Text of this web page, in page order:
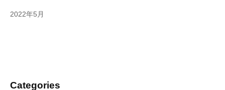
2022年5月
Categories